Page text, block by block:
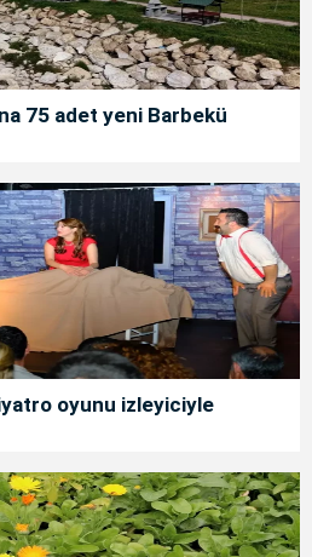
75 adet yeni Barbekü
oyunu izleyiciyle